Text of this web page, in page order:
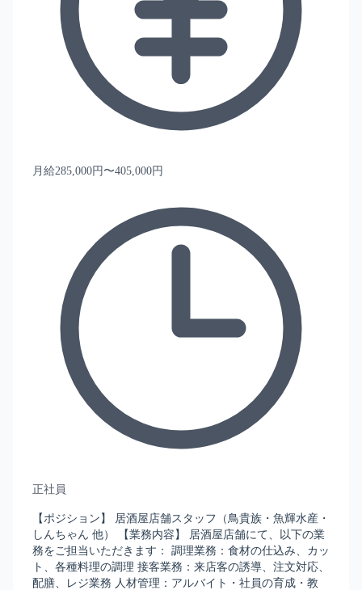
月給285,000円〜405,000円
正社員
【ポジション】 居酒屋店舗スタッフ（鳥貴族・魚輝水産・
しんちゃん 他） 【業務内容】 居酒屋店舗にて、以下の業
務をご担当いただきます： 調理業務：食材の仕込み、カッ
ト、各種料理の調理 接客業務：来店客の誘導、注文対応、
配膳、レジ業務 人材管理：アルバイト・社員の育成・教